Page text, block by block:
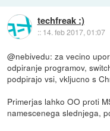
techfreak :)
:: 14. feb 2017, 01:07
@nebivedu: za vecino
odpiranje programov,
podpirajo vsi, vkljucno s
Primerjas lahko OO proti
namescenega slednjega,